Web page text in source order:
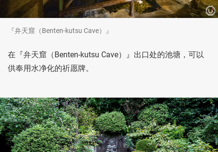
『弁天窟（Benten-kutsu Cave）』
在『弁天窟（Benten-kutsu Cave）』出口处的池塘，可以
供奉用水净化的祈愿牌。